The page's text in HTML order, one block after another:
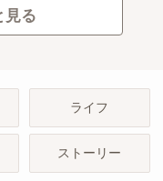
見る
ライフ
ストーリー